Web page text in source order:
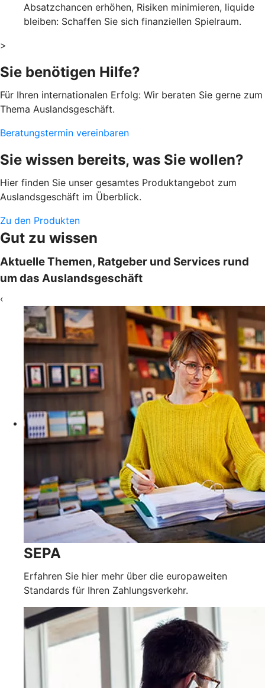
Absatzchancen erhöhen, Risiken minimieren, liquide
bleiben: Schaffen Sie sich finanziellen Spielraum.
>
Sie benötigen Hilfe?
Für Ihren internationalen Erfolg: Wir beraten Sie gerne zum
Thema Auslandsgeschäft.
Beratungstermin vereinbaren
Sie wissen bereits, was Sie wollen?
Hier finden Sie unser gesamtes Produktangebot zum
Auslandsgeschäft im Überblick.
Zu den Produkten
Gut zu wissen
Aktuelle Themen, Ratgeber und Services rund
um das Auslandsgeschäft
‹
SEPA
Erfahren Sie hier mehr über die europaweiten
Standards für Ihren Zahlungsverkehr.